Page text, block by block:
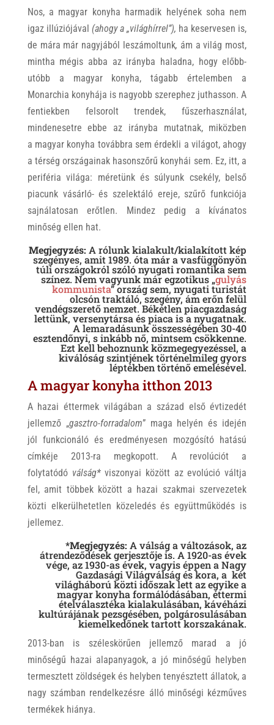
Nos, a magyar konyha harmadik helyének soha nem
igaz illúziójával (ahogy a „világhírrel”), ha keservesen is,
de mára már nagyjából leszámoltunk, ám a világ most,
mintha mégis abba az irányba haladna, hogy előbb-
utóbb a magyar konyha, tágabb értelemben a
Monarchia konyhája is nagyobb szerephez juthasson. A
fentiekben felsorolt trendek, fűszerhasználat,
mindenesetre ebbe az irányba mutatnak, miközben
a magyar konyha továbbra sem érdekli a világot, ahogy
a térség országainak hasonszőrű konyhái sem. Ez, itt, a
periféria világa: méretünk és súlyunk csekély, belső
piacunk vásárló- és szelektáló ereje, szűrő funkciója
sajnálatosan erőtlen. Mindez pedig a kívánatos
minőség ellen hat.
Megjegyzés: A rólunk kialakult/kialakított kép
szegényes, amit 1989. óta már a vasfüggönyön
túli országokról szóló nyugati romantika sem
színez. Nem vagyunk már egzotikus „gulyás
kommunista” ország sem, nyugati turistát
olcsón traktáló, szegény, ám erőn felül
vendégszerető nemzet. Békétlen piacgazdaság
lettünk, versenytársa és piaca is a nyugatnak.
A lemaradásunk összességében 30-40
esztendőnyi, s inkább nő, mintsem csökkenne.
Ezt kell behoznunk közmegegyezéssel, a
kiválóság szintjének történelmileg gyors
léptékben történő emelésével.
A magyar konyha itthon 2013
A hazai éttermek világában a század első évtizedét
jellemző „gasztro-forradalom” maga helyén és idején
jól funkcionáló és eredményesen mozgósító hatású
címkéje 2013-ra megkopott. A revolúciót a
folytatódó válság*viszonyai között az evolúció váltja
fel, amit többek között a hazai szakmai szervezetek
közti elkerülhetetlen közeledés és együttműködés is
jellemez.
*Megjegyzés: A válság a változások, az
átrendeződések gerjesztője is. A 1920-as évek
vége, az 1930-as évek, vagyis éppen a Nagy
Gazdasági Világválság és kora, a két
világháború közti időszak lett az egyike a
magyar konyha formálódásában, éttermi
ételválasztéka kialakulásában, kávéházi
kultúrájának pezsgésében, polgárosulásában
kiemelkedőnek tartott korszakának.
2013-ban is széleskörűen jellemző marad a jó
minőségű hazai alapanyagok, a jó minőségű helyben
termesztett zöldségek és helyben tenyésztett állatok, a
nagy számban rendelkezésre álló minőségi kézműves
termékek hiánya.